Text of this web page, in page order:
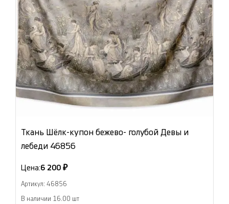
Ткань Шёлк-купон бежево- голубой Девы и
лебеди 46856
Цена:6 200 ₽
Артикул: 46856
В наличии 16.00 шт